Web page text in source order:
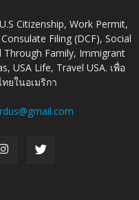
Citizenship, Work Permit,
Filing (DCF), Social
Through Family, Immigrant
USA Life, Travel USA. เพื่อ
ยในอเมริกา